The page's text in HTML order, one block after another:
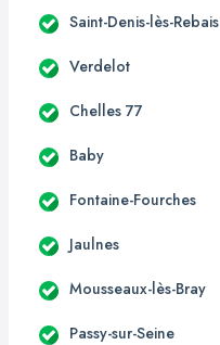
Saint-Denis-lès-Rebais
Verdelot
Chelles 77
Baby
Fontaine-Fourches
Jaulnes
Mousseaux-lès-Bray
Passy-sur-Seine